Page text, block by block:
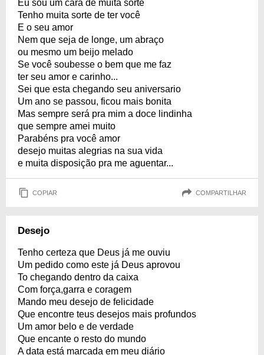
Eu sou um cara de muita sorte
Tenho muita sorte de ter você
E o seu amor
Nem que seja de longe, um abraço
ou mesmo um beijo melado
Se você soubesse o bem que me faz
ter seu amor e carinho...
Sei que esta chegando seu aniversario
Um ano se passou, ficou mais bonita
Mas sempre será pra mim a doce lindinha
que sempre amei muito
Parabéns pra você amor
desejo muitas alegrias na sua vida
e muita disposição pra me aguentar...
COPIAR COMPARTILHAR
Desejo
Tenho certeza que Deus já me ouviu
Um pedido como este já Deus aprovou
To chegando dentro da caixa
Com força,garra e coragem
Mando meu desejo de felicidade
Que encontre teus desejos mais profundos
Um amor belo e de verdade
Que encante o resto do mundo
A data está marcada em meu diário